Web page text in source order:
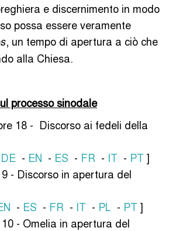
e discernimento in modo
possa essere veramente
, un tempo di apertura a ciò che
alla Chiesa.
processo sinodale
18 - Discorso ai fedeli della
DE - EN - ES - FR - IT - PT ]
- Discorso in apertura del
- ES - FR - IT - PL - PT ]
- Omelia in apertura del